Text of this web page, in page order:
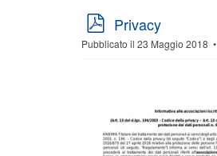
p
d
Privacy
Pubblicato il 23 Maggio 2018